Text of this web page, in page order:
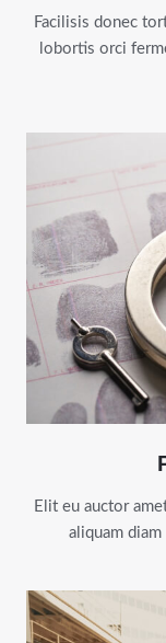
Facilisis donec
lobortis orci
Elit eu auctor
aliquam